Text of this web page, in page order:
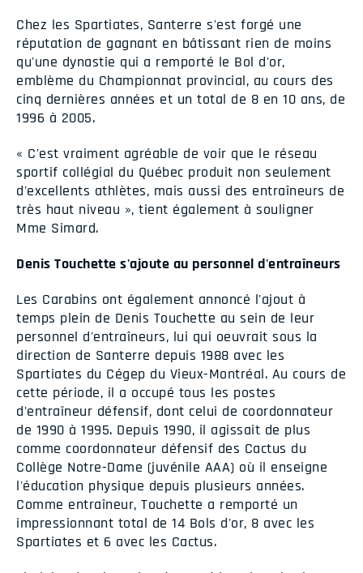
Chez les Spartiates, Santerre s'est forgé une
réputation de gagnant en bâtissant rien de moins
qu'une dynastie qui a remporté le Bol d'or,
emblème du Championnat provincial, au cours des
cinq dernières années et un total de 8 en 10 ans, de
1996 à 2005.
« C'est vraiment agréable de voir que le réseau
sportif collégial du Québec produit non seulement
d'excellents athlètes, mais aussi des entraîneurs de
très haut niveau », tient également à souligner
Mme Simard.
Denis Touchette s'ajoute au personnel d'entraîneurs
Les Carabins ont également annoncé l'ajout à
temps plein de Denis Touchette au sein de leur
personnel d'entraîneurs, lui qui oeuvrait sous la
direction de Santerre depuis 1988 avec les
Spartiates du Cégep du Vieux-Montréal. Au cours de
cette période, il a occupé tous les postes
d'entraîneur défensif, dont celui de coordonnateur
de 1990 à 1995. Depuis 1990, il agissait de plus
comme coordonnateur défensif des Cactus du
Collège Notre-Dame (juvénile AAA) où il enseigne
l'éducation physique depuis plusieurs années.
Comme entraîneur, Touchette a remporté un
impressionnant total de 14 Bols d'or, 8 avec les
Spartiates et 6 avec les Cactus.